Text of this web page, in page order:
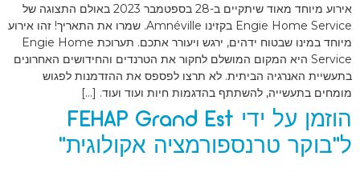
אירוע מיוחד מאוד שיתקיים ב-28 בספטמבר 2023 באולם התצוגה של
Engie Home Service בקזינו Amnéville. שמרו את התאריך! זהו אירוע
מיוחד במינו שבטוח ידהים, ירגש ויעורר אתכם. תערוכת Engie Home
Service היא המקום המושלם לחקור את הטרנדים והחידושים האחרונים
בתעשיית האנרגיה הביתית. לא תרצו לפספס את ההזדמנות לפגוש
מומחים בתעשייה, להשתתף בהדגמות חיות ועוד ועוד. […]
הוזמן על ידי FEHAP Grand Est
ל"בוקר טרנספורמציה אקולוגית"